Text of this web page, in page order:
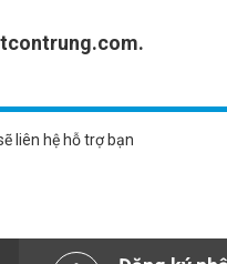
liên hệ hỗ trợ bạn